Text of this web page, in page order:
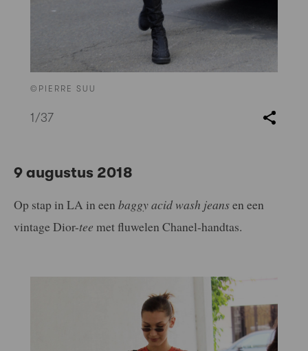
©PIERRE SUU
1 /37
9 augustus 2018
Op stap in LA in een baggy acid wash jeansen een
vintage Dior-tee met fluwelen Chanel-handtas.